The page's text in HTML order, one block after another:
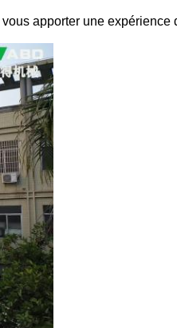
apporter une expérience